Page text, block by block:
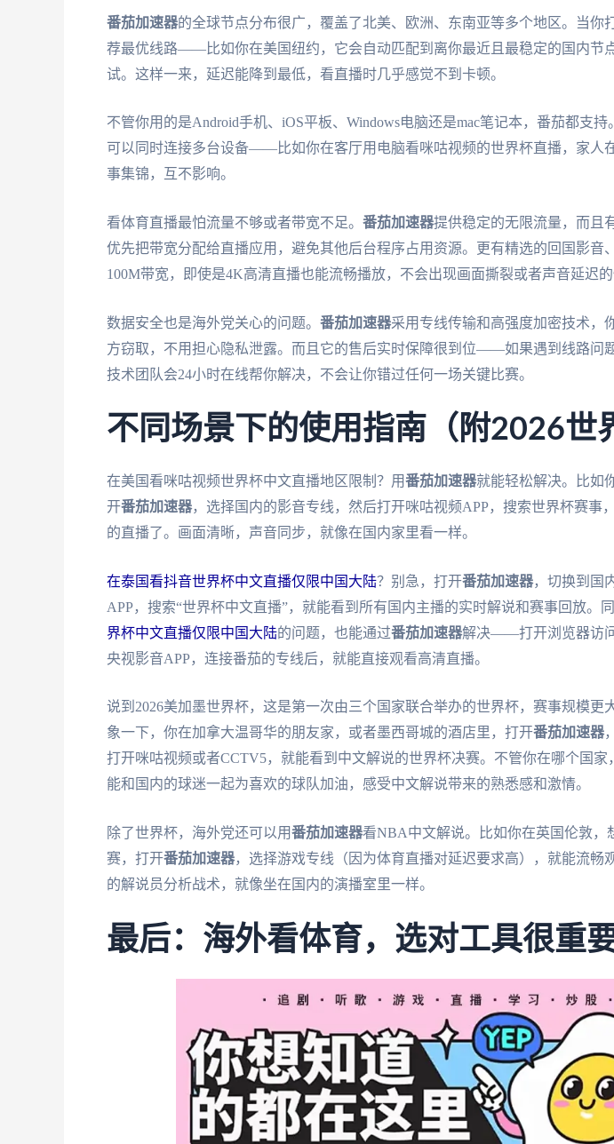
番茄加速器的全球节点分布很广，覆盖了北美、欧洲、东南亚等多个地区。当你
荐最优线路——比如你在美国纽约，它会自动匹配到离你最近且最稳定的国内节
试。这样一来，延迟能降到最低，看直播时几乎感觉不到卡顿。
不管你用的是Android手机、iOS平板、Windows电脑还是mac笔记本，番茄都支
可以同时连接多台设备——比如你在客厅用电脑看咪咕视频的世界杯直播，家人
事集锦，互不影响。
看体育直播最怕流量不够或者带宽不足。 番茄加速器提供稳定的无限流量，而
优先把带宽分配给直播应用，避免其他后台程序占用资源。更有精选的回国影音
100M带宽，即使是4K高清直播也能流畅播放，不会出现画面撕裂或者声音延迟的
数据安全也是海外党关心的问题。 番茄加速器采用专线传输和高强度加密技术，
方窃取，不用担心隐私泄露。而且它的售后实时保障很到位——如果遇到线路问
技术团队会24小时在线帮你解决，不会让你错过任何一场关键比赛。
不同场景下的使用指南（附2026世
在美国看咪咕视频世界杯中文直播地区限制？用番茄加速器就能轻松解决。比如
开番茄加速器，选择国内的影音专线，然后打开咪咕视频APP，搜索世界杯赛事
的直播了。画面清晰，声音同步，就像在国内家里看一样。
在泰国看抖音世界杯中文直播仅限中国大陆？别急，打开番茄加速器，切换到国
APP，搜索“世界杯中文直播”，就能看到所有国内主播的实时解说和赛事回放。同
界杯中文直播仅限中国大陆的问题，也能通过番茄加速器解决——打开浏览器访
央视影音APP，连接番茄的专线后，就能直接观看高清直播。
说到2026美加墨世界杯，这是第一次由三个国家联合举办的世界杯，赛事规模更
象一下，你在加拿大温哥华的朋友家，或者墨西哥城的酒店里，打开番茄加速器
打开咪咕视频或者CCTV5，就能看到中文解说的世界杯决赛。不管你在哪个国家
能和国内的球迷一起为喜欢的球队加油，感受中文解说带来的熟悉感和激情。
除了世界杯，海外党还可以用番茄加速器看NBA中文解说。比如你在英国伦敦，
赛，打开番茄加速器，选择游戏专线（因为体育直播对延迟要求高），就能流畅
的解说员分析战术，就像坐在国内的演播室里一样。
最后：海外看体育，选对工具很重